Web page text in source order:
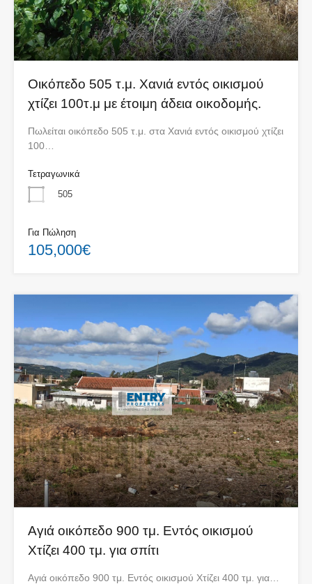
Oικόπεδο 505 τ.μ. Χανιά εντός οικισμού
χτίζει 100τ.μ με έτοιμη άδεια οικοδομής.
Πωλείται οικόπεδο 505 τ.μ. στα Χανιά εντός οικισμού χτίζει
100…
Τετραγωνικά
505
Για Πώληση
105,000€
Αγιά οικόπεδο 900 τμ. Εντός οικισμού
Χτίζει 400 τμ. για σπίτι
Αγιά οικόπεδο 900 τμ. Εντός οικισμού Χτίζει 400 τμ. για…